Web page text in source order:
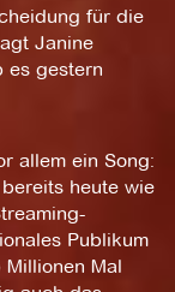
für die
Janine
es gestern
allem ein Song:
heute wie
Publikum
Mal